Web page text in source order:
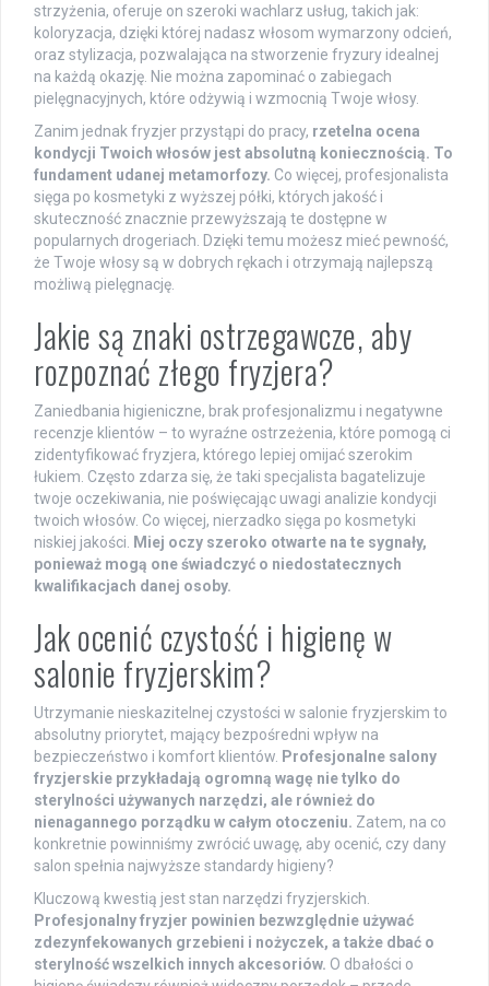
strzyżenia, oferuje on szeroki wachlarz usług, takich jak:
koloryzacja, dzięki której nadasz włosom wymarzony odcień,
oraz stylizacja, pozwalająca na stworzenie fryzury idealnej
na każdą okazję. Nie można zapominać o zabiegach
pielęgnacyjnych, które odżywią i wzmocnią Twoje włosy.
Zanim jednak fryzjer przystąpi do pracy, rzetelna ocena
kondycji Twoich włosów jest absolutną koniecznością. To
fundament udanej metamorfozy. Co więcej, profesjonalista
sięga po kosmetyki z wyższej półki, których jakość i
skuteczność znacznie przewyższają te dostępne w
popularnych drogeriach. Dzięki temu możesz mieć pewność,
że Twoje włosy są w dobrych rękach i otrzymają najlepszą
możliwą pielęgnację.
Jakie są znaki ostrzegawcze, aby
rozpoznać złego fryzjera?
Zaniedbania higieniczne, brak profesjonalizmu i negatywne
recenzje klientów – to wyraźne ostrzeżenia, które pomogą ci
zidentyfikować fryzjera, którego lepiej omijać szerokim
łukiem. Często zdarza się, że taki specjalista bagatelizuje
twoje oczekiwania, nie poświęcając uwagi analizie kondycji
twoich włosów. Co więcej, nierzadko sięga po kosmetyki
niskiej jakości.
Miej oczy szeroko otwarte na te sygnały,
ponieważ mogą one świadczyć o niedostatecznych
kwalifikacjach danej osoby.
Jak ocenić czystość i higienę w
salonie fryzjerskim?
Utrzymanie nieskazitelnej czystości w salonie fryzjerskim to
absolutny priorytet, mający bezpośredni wpływ na
bezpieczeństwo i komfort klientów. Profesjonalne salony
fryzjerskie przykładają ogromną wagę nie tylko do
sterylności używanych narzędzi, ale również do
nienagannego porządku w całym otoczeniu. Zatem, na co
konkretnie powinniśmy zwrócić uwagę, aby ocenić, czy dany
salon spełnia najwyższe standardy higieny?
Kluczową kwestią jest stan narzędzi fryzjerskich.
Profesjonalny fryzjer powinien bezwzględnie używać
zdezynfekowanych grzebieni i nożyczek, a także dbać o
sterylność wszelkich innych akcesoriów. O dbałości o